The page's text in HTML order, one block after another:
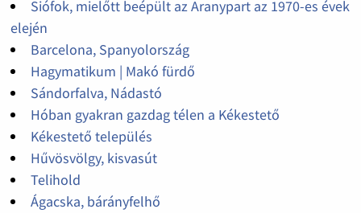
Siófok, mielőtt beépült az Aranypart az 1970-es évek
elején
Barcelona, Spanyolország
Hagymatikum | Makó fürdő
Sándorfalva, Nádastó
Hóban gyakran gazdag télen a Kékestető
Kékestető település
Hűvösvölgy, kisvasút
Telihold
Ágacska, bárányfelhő